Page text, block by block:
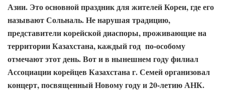
Азии. Это основной праздник для жителей Кореи, где его
называют Сольналь. Не нарушая традицию,
представители корейской диаспоры, проживающие на
территории Казахстана, каждый год по-особому
отмечают этот день. Вот и в нынешнем году филиал
Ассоциации корейцев Казахстана г. Семей организовал
концерт, посвященный Новому году и 20-летию АНК.